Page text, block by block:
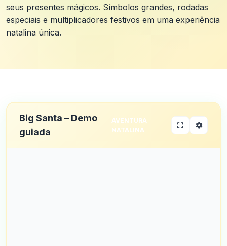
seus presentes mágicos. Símbolos grandes, rodadas
especiais e multiplicadores festivos em uma experiência
natalina única.
Big Santa – Demo
guiada
AVENTURA
NATALINA